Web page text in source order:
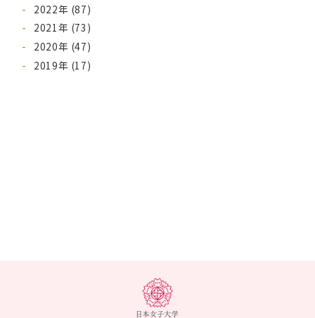
2022年 (87)
2021年 (73)
2020年 (47)
2019年 (17)